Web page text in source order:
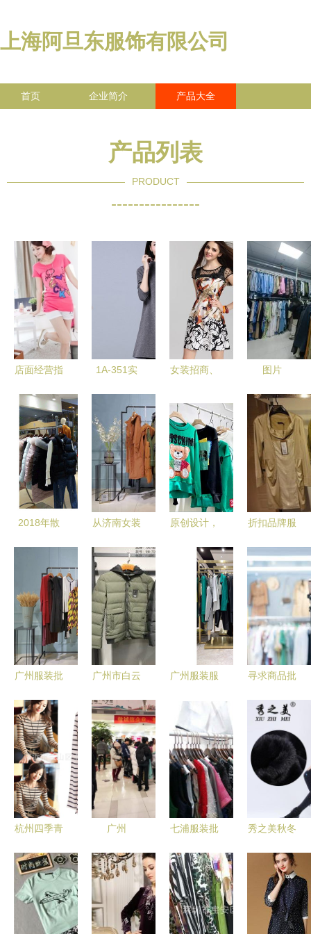
上海阿旦东服饰有限公司
首页 企业简介 产品大全
产品列表
PRODUCT
----------------
店面经营指
选择到库存
尾货管理的
全链路解析
1A-351实
冬新款夹棉
文艺范休闲
大码女装长
袖高领连衣
裙3299产
品详解
女装招商、
尾货一站式
采购指南
——中国服
装网为您提
供全面女装
商业资源
图片
2018年散
巧?
从济南女装
发到杭州艺
术空间女装
探寻时尚服
饰的源头与
新潮
原创设计，
探索JMS吉
米澌2021
秋装卫衣的
魅力与深圳
万众城的产
业脉搏
折扣品牌服
货批发的优
势与渠道解
析
广州服装批
优美蕙19秋
冬女装与品
牌折扣店的
拿货之道
广州市白云
汇服饰经营
部 优质服
装服饰批发
供应商
广州服装服
流与商机的
交汇之地
寻求商品批
之
变”——“天
下第一
街”汉正街
服饰批发
杭州四季青
条纹娃娃领
短T超值热
销，单价低
广州
批发市场
百元淘到5
件冬装，省
七浦服装批
饰鞋包一站
式采购宝地
秀之美秋冬
缝一体保暖
裤 批发选
购指南